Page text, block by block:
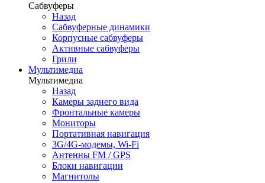
Сабвуферы
Назад
Сабвуферные динамики
Корпусные сабвуферы
Активные сабвуферы
Грили
Мультимедиа
Мультимедиа
Назад
Камеры заднего вида
Фронтальные камеры
Мониторы
Портативная навигация
3G/4G-модемы, Wi-Fi
Антенны FM / GPS
Блоки навигации
Магнитолы